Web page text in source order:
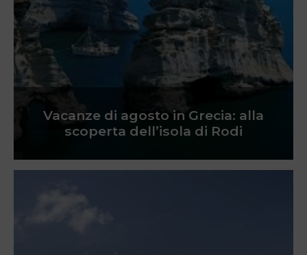
Vacanze di agosto in Grecia: alla
scoperta dell’isola di Rodi